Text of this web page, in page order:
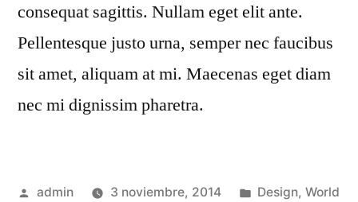
consequat sagittis. Nullam eget elit ante.
Pellentesque justo urna, semper nec faucibus
sit amet, aliquam at mi. Maecenas eget diam
nec mi dignissim pharetra.
admin 3 noviembre, 2014 Design,World